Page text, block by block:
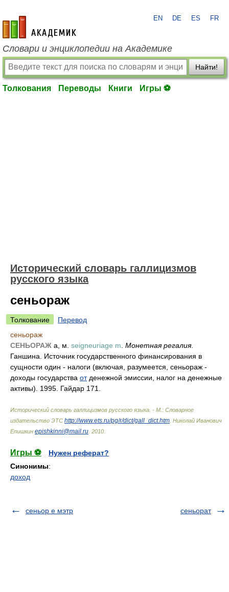
academic.ru
EN DE ES FR
Словари и энциклопедии на Академике
Найти!
Толкования Переводы Книги Игры ⚽
Исторический словарь галлицизмов
русского языка
сеньораж
Толкование
Перевод
сеньораж
СЕНЬОРАЖ а, м. seigneuriage m Монетная регалия.
Ганшина. Источник государственного финансирования в
сущности один - налоги (включая, разумеется, сеньораж -
доходы государства отденежной эмиссии, налог на денежные
активы). 1995. Гайдар 171.
Исторический словарь галлицизмов русского языка. - М.: Словарное
издательство ЭТС http://www.ets.ru/pg/r/dict/gall_dict.htm Николай Иванович
Епишкин epishkinni@mail.ru 2010
Игры ⚽
Нужен реферат?
Синонимы:
доход
сеньор е мэтр сеньорат